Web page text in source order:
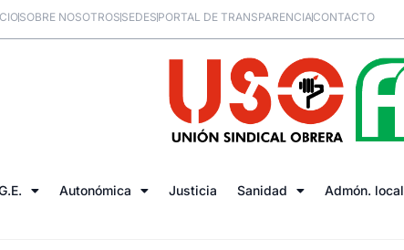
SOBRE NOSOTROSSEDESPORTAL DE TRANSPARENCIACONTACTO
Autonómica Justicia Sanidad Admón. local